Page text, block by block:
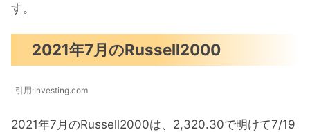
す。
2021年7月のRussell2000
引用:Investing.com
2021年7月のRussell2000は、2,320.30で明けて7/19